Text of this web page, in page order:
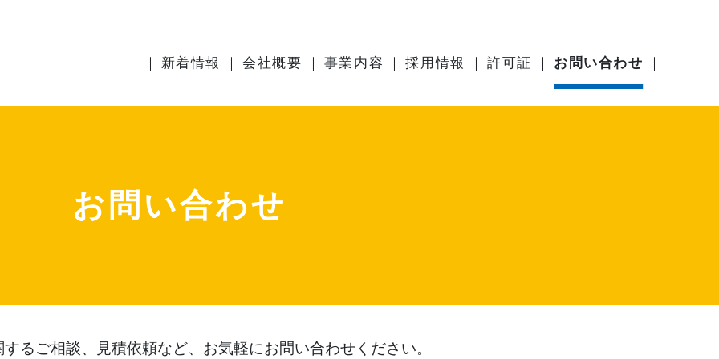
新着情報 会社概要 事業内容 採用情報 許可証 お問い合わせ
お問い合わせ
るご相談、見積依頼など、お気軽にお問い合わせください。